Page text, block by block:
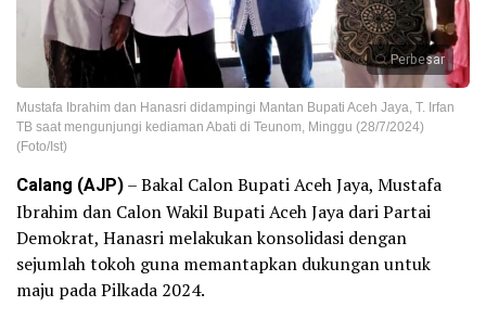
Perbesar
Mustafa Ibrahim dan Hanasri didampingi Mantan Bupati Aceh Jaya, T. Irfan
TB saat mengunjungi kediaman Abati di Teunom, Minggu (28/7/2024)
(Foto/Ist)
Calang (AJP)– Bakal Calon Bupati Aceh Jaya, Mustafa
Ibrahim dan Calon Wakil Bupati Aceh Jaya dari Partai
Demokrat, Hanasri melakukan konsolidasi dengan
sejumlah tokoh guna memantapkan dukungan untuk
maju pada Pilkada 2024.